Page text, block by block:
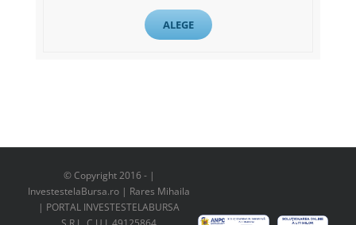
ALEGE
© Copyright 2016 - |
InvestestelaBursa.ro | Rares Mihaila
| PORTAL INVESTESTELABURSA